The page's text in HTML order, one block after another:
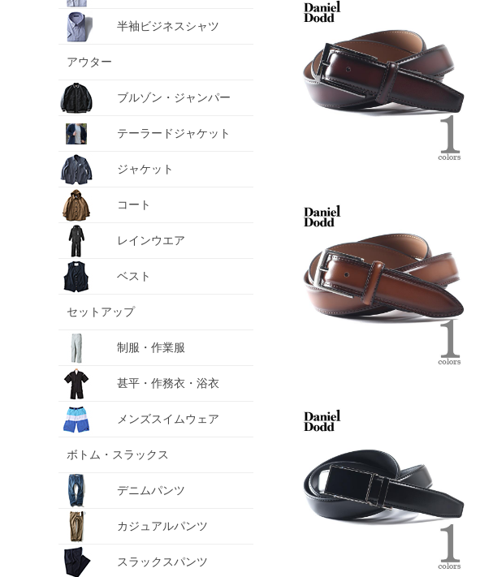
半袖ビジネスシャツ
アウター
ブルゾン・ジャンパー
テーラードジャケット
ジャケット
コート
レインウエア
ベスト
セットアップ
制服・作業服
甚平・作務衣・浴衣
メンズスイムウェア
ボトム・スラックス
デニムパンツ
カジュアルパンツ
スラックスパンツ